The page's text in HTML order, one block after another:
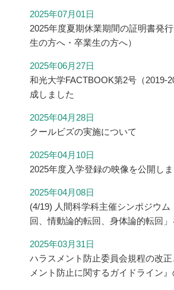
2025年07月01日
2025年度夏期休業期間の証明書発
生の方へ・卒業生の方へ）
2025年06月27日
和光大学FACTBOOK第2号（2019-
成しました
2025年04月28日
クールビズの実施について
2025年04月10日
2025年度入学登録の映像を公開しま
2025年04月08日
(4/19) 人間科学科主催シンポジウム
回、情動論的転回、身体論的転回
2025年03月31日
ハラスメント防止委員会規程の改
メント防止に関するガイドライン